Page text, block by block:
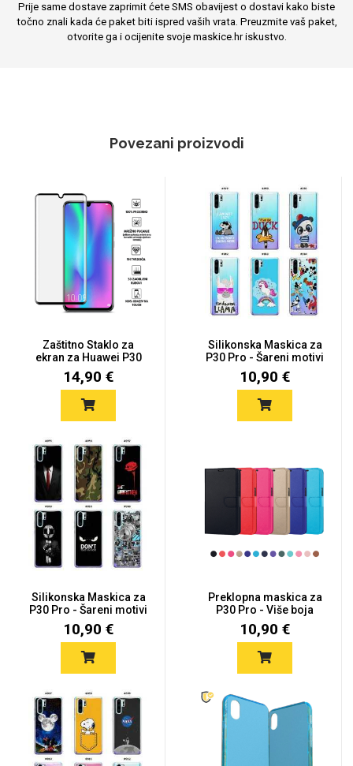
Prije same dostave zaprimit ćete SMS obavijest o dostavi kako biste
točno znali kada će paket biti ispred vaših vrata. Preuzmite vaš paket,
otvorite ga i ocijenite svoje maskice.hr iskustvo.
Povezani proizvodi
Zaštitno Staklo za
ekran za Huawei P30
Pro (3D...
14,90 €
Silikonska Maskica za
P30 Pro - Šareni motivi
10,90 €
Silikonska Maskica za
P30 Pro - Šareni motivi
10,90 €
Preklopna maskica za
P30 Pro - Više boja
10,90 €